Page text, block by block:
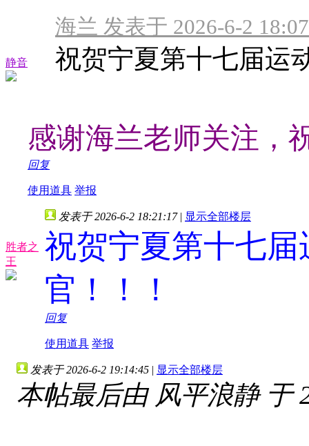
静音
海兰 发表于 2026-6-2 18:07
祝贺宁夏第十七届运
感谢海兰老师关注，
回复
使用道具 举报
胜者之
王
发表于 2026-6-2 18:21:17 | 显示全部楼层
祝贺宁夏第十七
官！！！
回复
使用道具 举报
发表于 2026-6-2 19:14:45 | 显示全部楼层
本帖最后由 风平浪静 于